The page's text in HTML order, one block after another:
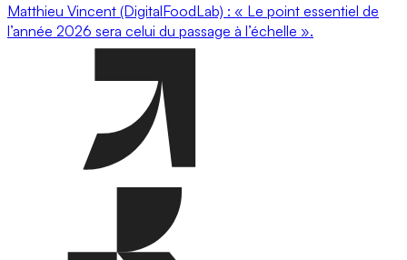
Matthieu Vincent (DigitalFoodLab) : « Le point essentiel de
l’année 2026 sera celui du passage à l’échelle ».